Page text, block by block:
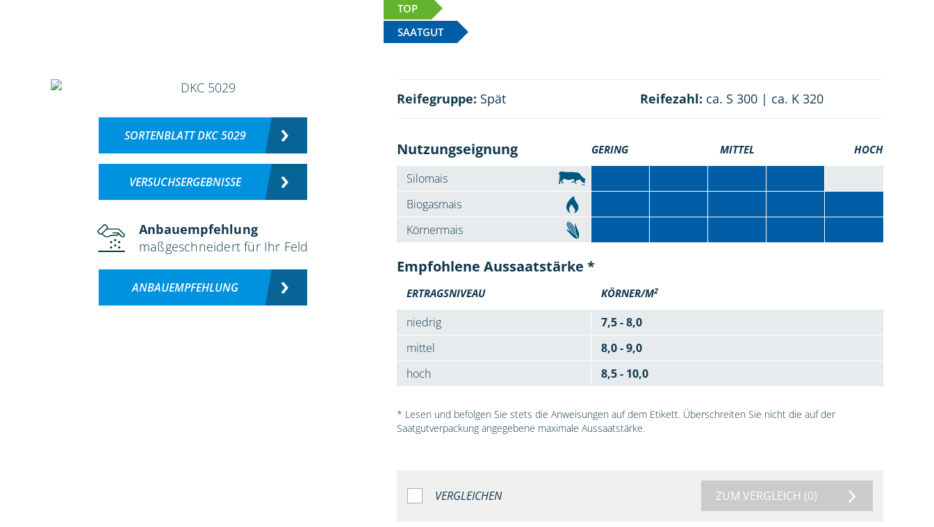
TOP
SAATGUT
SORTENBLATT DKC 5029
VERSUCHSERGEBNISSE
Anbauempfehlung
maßgeschneidert für Ihr Feld
ANBAUEMPFEHLUNG
Reifegruppe: Spät Reifezahl: ca. S 300 | ca. K 320
Nutzungseignung GERING MITTEL HOCH
Silomais
Biogasmais
Körnermais
Empfohlene Aussaatstärke *
ERTRAGSNIVEAU KÖRNER/M2
niedrig
7,5 - 8,0
mittel
8,0 - 9,0
hoch
8,5 - 10,0
* Lesen und befolgen Sie stets die Anweisungen auf dem Etikett. Überschreiten Sie nicht die auf der
Saatgutverpackung angegebene maximale Aussaatstärke.
VERGLEICHEN ZUM VERGLEICH (0)